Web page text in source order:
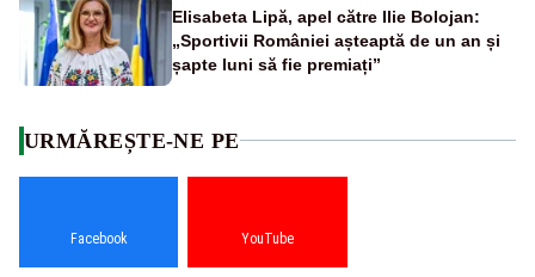
Elisabeta Lipă, apel către Ilie Bolojan:
„Sportivii României așteaptă de un an și
șapte luni să fie premiați”
URMĂREȘTE-NE PE
Facebook YouTube